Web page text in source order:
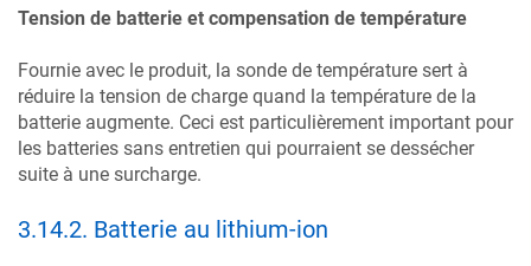
Tension de batterie et compensation de température
Fournie avec le produit, la sonde de température sert à
réduire la tension de charge quand la température de la
batterie augmente. Ceci est particulièrement important pour
les batteries sans entretien qui pourraient se dessécher
suite à une surcharge.
3.14.2. Batterie au lithium-ion